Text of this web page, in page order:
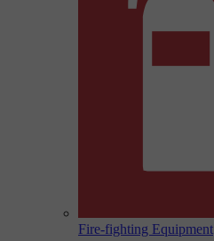
Fire-fighting Equipment